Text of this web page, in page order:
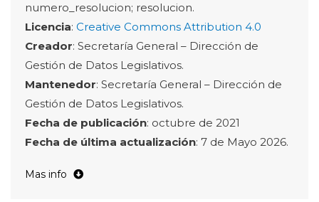
numero_resolucion; resolucion.
Licencia: Creative Commons Attribution 4.0
Creador: Secretaría General – Dirección de
Gestión de Datos Legislativos.
Mantenedor: Secretaría General – Dirección de
Gestión de Datos Legislativos.
Fecha de publicación: octubre de 2021
Fecha de última actualización: 7 de Mayo 2026.
periodo_legislativo:
Mas info